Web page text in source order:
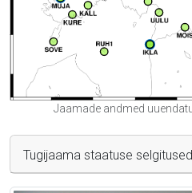
Jaamade andmed
Tugijaama staatuse selgitused